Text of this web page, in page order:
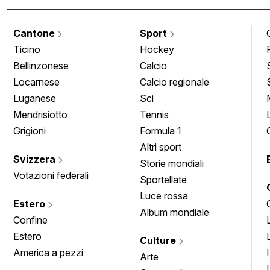
Cantone
Ticino
Bellinzonese
Locarnese
Luganese
Mendrisiotto
Grigioni
Svizzera
Votazioni federali
Estero
Confine
Estero
America a pezzi
Sport
Hockey
Calcio
Calcio regionale
Sci
Tennis
Formula 1
Altri sport
Storie mondiali
Sportellate
Luce rossa
Album mondiale
Culture
Arte